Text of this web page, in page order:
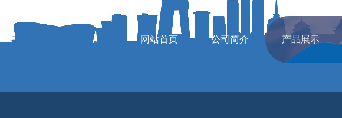
网站首页 公司简介 产品展示